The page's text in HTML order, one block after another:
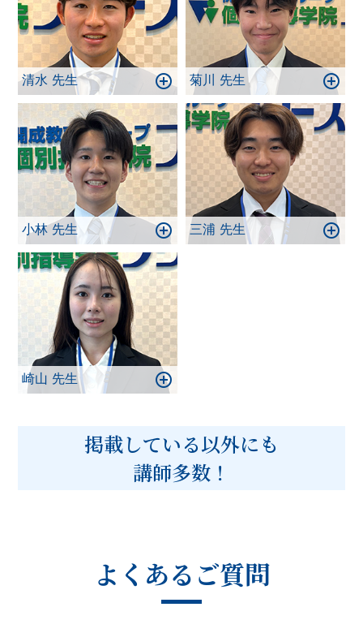
清水 先生 菊川 先生
小林 先生 三浦 先生
崎山 先生
掲載している以外にも
講師多数！
よくあるご質問